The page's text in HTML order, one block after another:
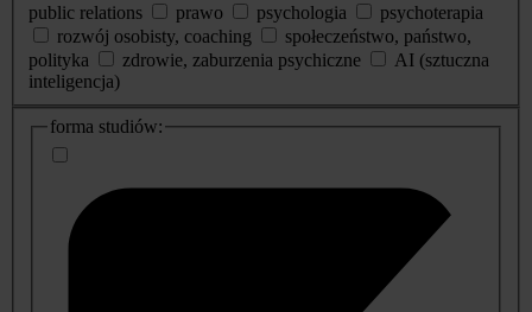
public relations
prawo psychologia
psychoterapia
rozwój osobisty, coaching
społeczeństwo, państwo,
polityka
zdrowie, zaburzenia psychiczne
AI (sztuczna
inteligencja)
dodatkowe
informacje
forma studiów: